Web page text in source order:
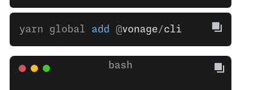
yarn global add @vonage/cli